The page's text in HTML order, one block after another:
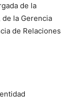
de la
de la Gerencia
de Relaciones